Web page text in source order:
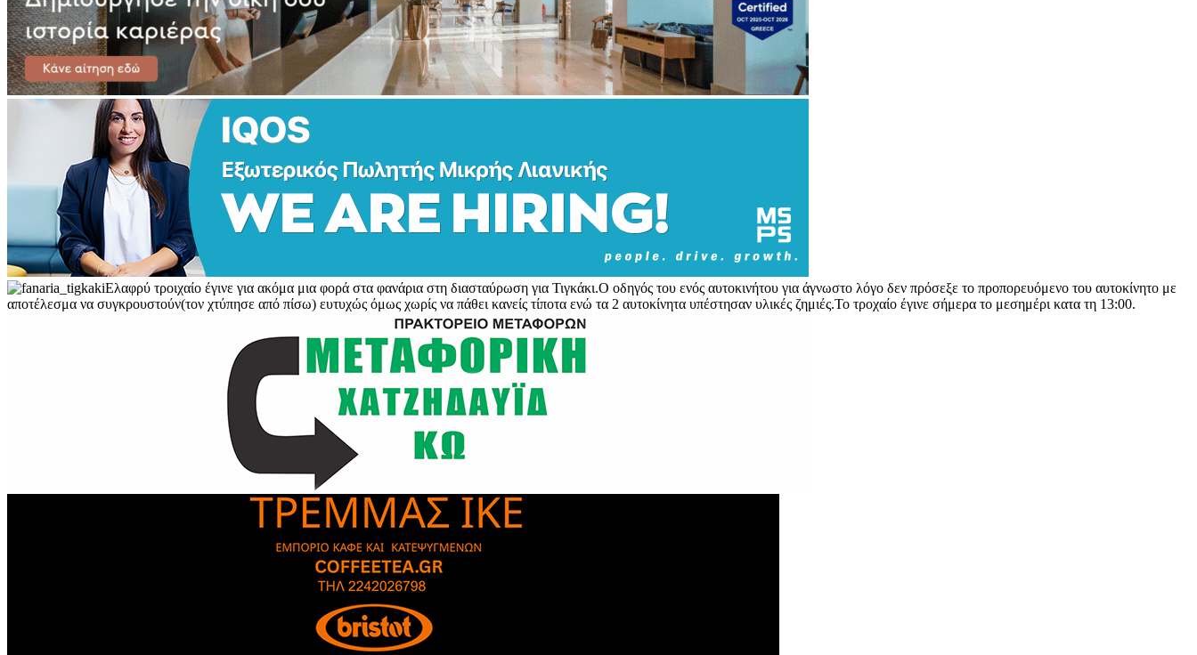
Ελαφρύ τροιχαίο έγινε για ακόμα μια φορά στα φανάρια στη διασταύρωση για Τιγκάκι.O οδηγός του ενός αυτοκινήτου για άγνωστο λόγο δεν πρόσεξε το προπορευόμενο του αυτοκίνητο με
αποτέλεσμα να συγκρουστούν(τον χτύπησε από πίσω) ευτυχώς όμως χωρίς να πάθει κανείς τίποτα ενώ τα 2 αυτοκίνητα υπέστησαν υλικές ζημιές.Το τροχαίο έγινε σήμερα το μεσημέρι κατα τη 13:00.